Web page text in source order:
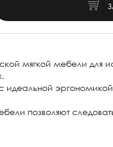
мягкой мебели для
эргономикой
позволяют